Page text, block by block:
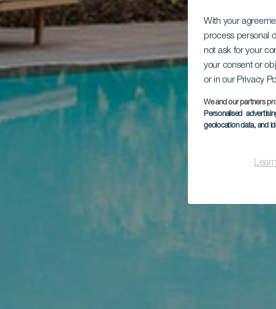
With your
process personal
not ask for your
your consent or
or in our Privacy
We and our partners
Personalised
geolocation data, and